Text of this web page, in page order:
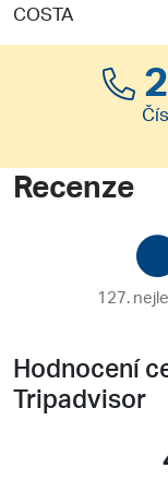
COSTA
Recenze
127.
Hodnocení
Tripadvisor